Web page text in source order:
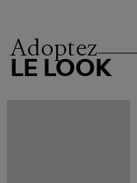
Adoptez
LE LOOK